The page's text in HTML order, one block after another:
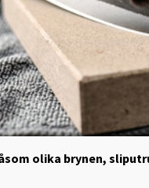
olika brynen,